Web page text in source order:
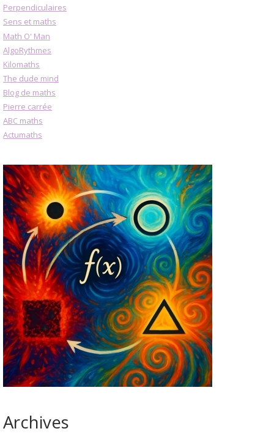
Perpendiculaires
Sens et maths
Math O' Man
AlgoRythmes
Kilomaths
The dude mind
Blog de maths
Pierre carrée
ABC maths
Actumaths
Archives